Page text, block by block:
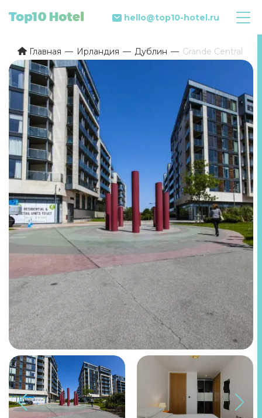
hello@top10-hotel.ru
Главная Ирландия Дублин Grande Central